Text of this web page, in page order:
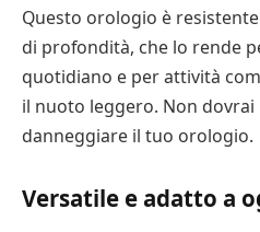
Questo orologio è
di profondità, che lo rende
quotidiano e per attività
il nuoto leggero. Non
danneggiare il tuo orologio.
Versatile e adatto a